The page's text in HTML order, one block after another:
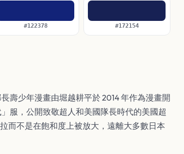
#122378 #172154
壽少年漫畫由堀越耕平於 2014 年作為漫畫開
服，公開致敬超人和美國隊長時代的美國超
而不是在飽和度上被放大，遠離大多數日本